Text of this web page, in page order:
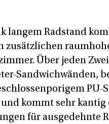
langem Radstand
zusätzlichen
Über jeden
Sandwichwänden,
PU-
kommt sehr kantig
für ausgedehnte